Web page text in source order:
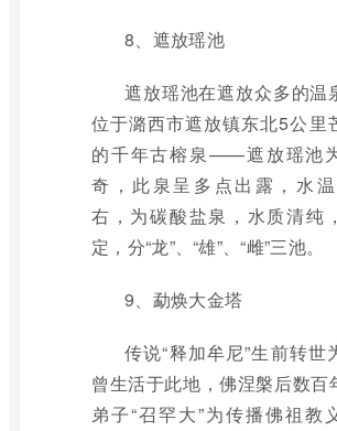
8、遮放瑶池
遮放瑶池在遮放众多的温
位于潞西市遮放镇东北5公里
的千年古榕泉——遮放瑶池
奇，此泉呈多点出露，水
右，为碳酸盐泉，水质清纯
定，分“龙”、“雄”、“雌”三池。
9、勐焕大金塔
传说“释加牟尼”生前转世
曾生活于此地，佛涅槃后数百
弟子“召罕大”为传播佛祖教